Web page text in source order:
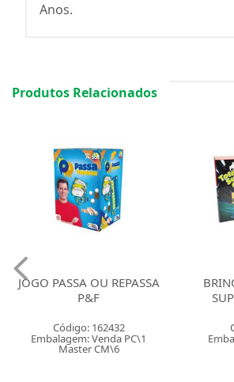
Anos.
Produtos Relacionados
JOGO PASSA OU REPASSA
P&F
Código: 162432
Embalagem: Venda PC\1
Master CM\6